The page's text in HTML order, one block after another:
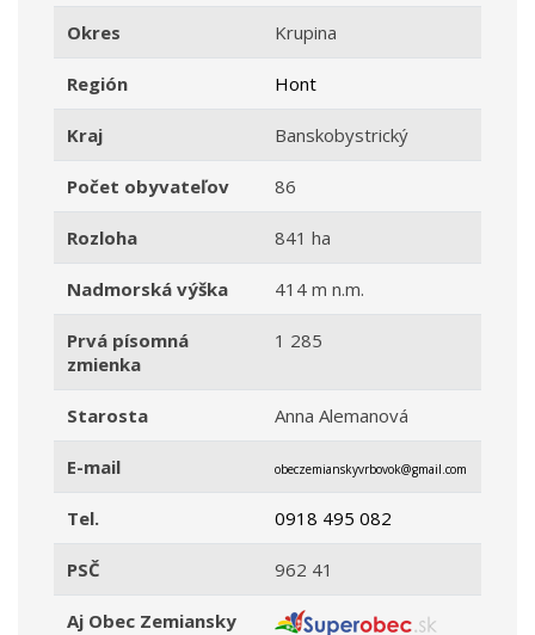
Okres Krupina
Región Hont
Kraj Banskobystrický
Počet obyvateľov 86
Rozloha 841 ha
Nadmorská výška 414 m n.m.
Prvá písomná
zmienka
1 285
Starosta Anna Alemanová
E-mail obeczemianskyvrbovok@gmail.com
Tel. 0918 495 082
PSČ 962 41
Aj Obec Zemiansky